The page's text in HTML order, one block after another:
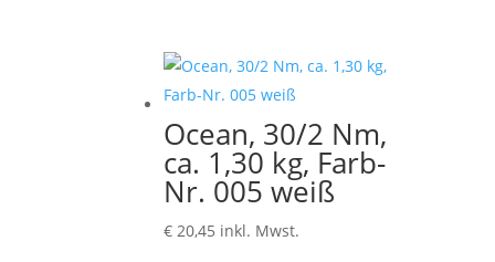
€ 5,20
Ocean, 30/2 Nm,
ca. 1,30 kg, Farb-
Nr. 005 weiß
€ 20,45 inkl. Mwst.